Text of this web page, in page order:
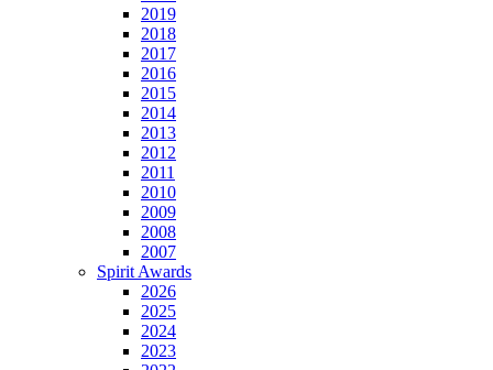
2019
2018
2017
2016
2015
2014
2013
2012
2011
2010
2009
2008
2007
Spirit Awards
2026
2025
2024
2023